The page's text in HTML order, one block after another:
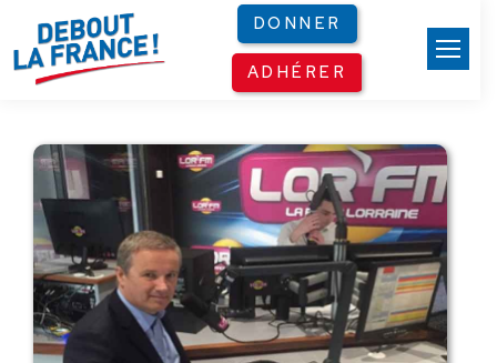
DONNER
ADHÉRER
Panneau de gestion des cookies